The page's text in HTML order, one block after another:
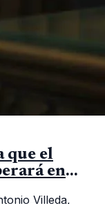
que el
en
Villeda,